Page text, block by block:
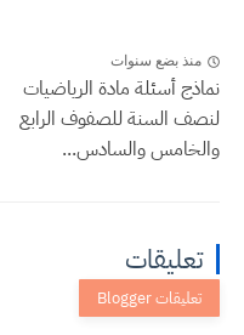
منذ بضع سنوات
نماذج أسئلة مادة الرياضيات
لنصف السنة للصفوف الرابع
والخامس والسادس...
تعليقات